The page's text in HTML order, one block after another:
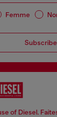
Femme
Subscribe
of Diesel.